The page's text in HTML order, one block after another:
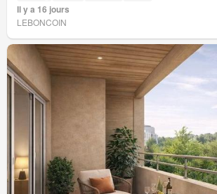
Il y a 16 jours
LEBONCOIN